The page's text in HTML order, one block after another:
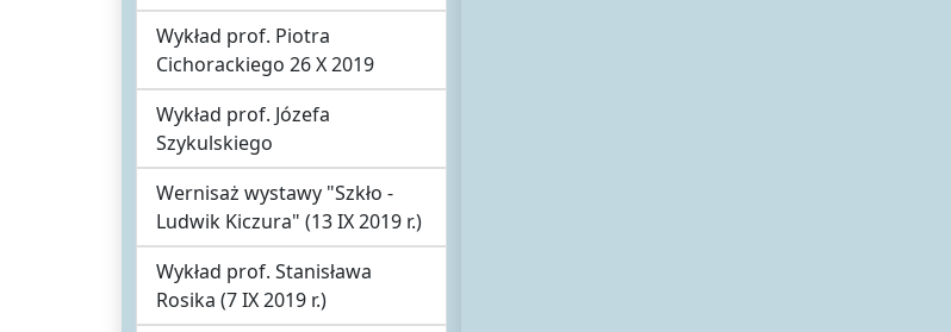
Wykład prof. Piotra
Cichorackiego 26 X 2019
Wykład prof. Józefa
Szykulskiego
Wernisaż wystawy "Szkło -
Ludwik Kiczura" (13 IX 2019 r.)
Wykład prof. Stanisława
Rosika (7 IX 2019 r.)